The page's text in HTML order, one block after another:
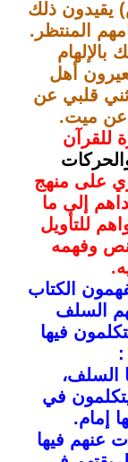
يقيدون ذلك
المنتظر.
بالإلهام
أهل
قلبي عن
عن ميت.
للقرآن
على منهج
إلى ما
للتأويل
وفهمه
الكتاب
السلف
فيها
:
السلف،
في
إمام.
عنهم فيها